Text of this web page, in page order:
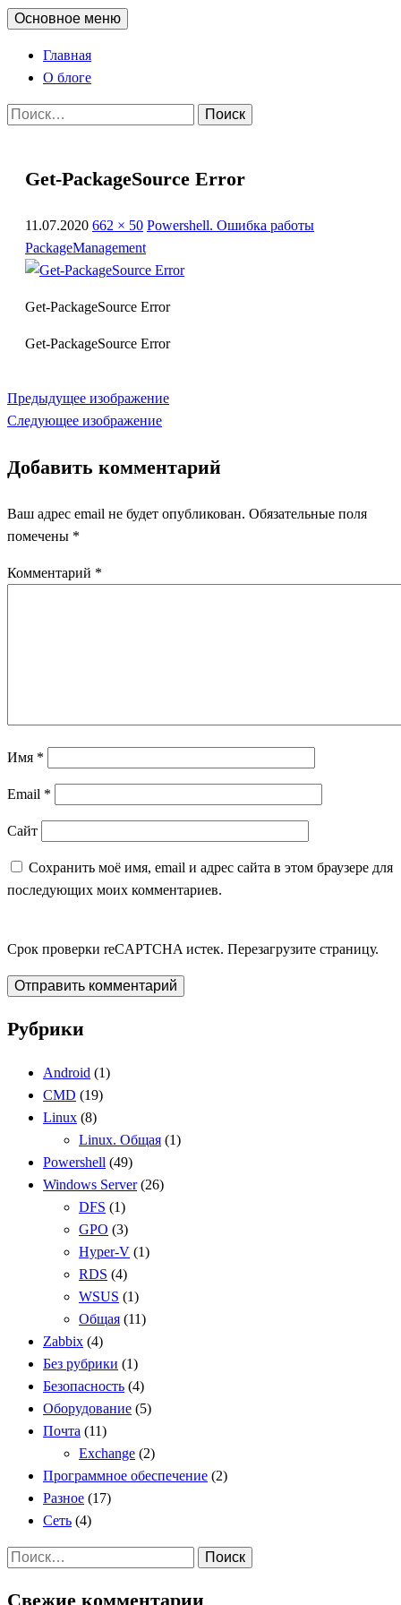
Перейти
содержимому
Поиск
Основное меню
Главная
О блоге
Найти:
Get-PackageSource Error
11.07.2020 662 × 50 Powershell. Ошибка работы
PackageManagement
Get-PackageSource Error
Get-PackageSource Error
Предыдущее изображение
Следующее изображение
Добавить комментарий
Ваш адрес email не будет опубликован. Обязательные поля
помечены *
Комментарий *
Имя *
Email *
Сайт
Сохранить моё имя, email и адрес сайта в этом браузере для
последующих моих комментариев.
Срок проверки reCAPTCHA истек. Перезагрузите страницу.
Записки администратора
Рубрики
Android (1)
CMD (19)
Linux (8)
Linux. Общая (1)
Powershell (49)
Windows Server(26)
DFS (1)
GPO (3)
Hyper-V (1)
RDS (4)
WSUS (1)
Общая (11)
Zabbix (4)
Без рубрики (1)
Безопасность (4)
Оборудование (5)
Почта (11)
Exchange (2)
Программное обеспечение (2)
Разное (17)
Сеть (4)
Найти:
Свежие комментарии